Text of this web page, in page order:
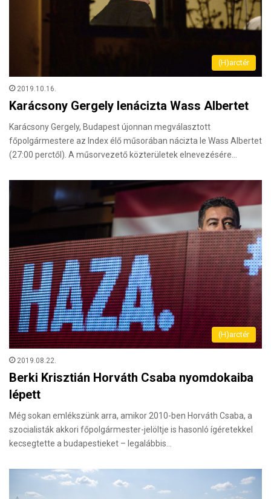
(H)arctér
2019.10.16.
Karácsony Gergely lenácizta Wass Albertet
Karácsony Gergely, Budapest újonnan megválasztott
főpolgármestere az Index élő műsorában nácizta le Wass Albertet
(27:00 perctől). A műsorvezető közterületek elnevezésére…
(H)arctér
2019.08.22.
Berki Krisztián Horváth Csaba nyomdokaiba
lépett
Még sokan emlékszünk arra, amikor 2010-ben Horváth Csaba, a
szocialisták akkori főpolgármester-jelöltje is hasonló ígéretekkel
kecsegtette a budapestieket – legalábbis…